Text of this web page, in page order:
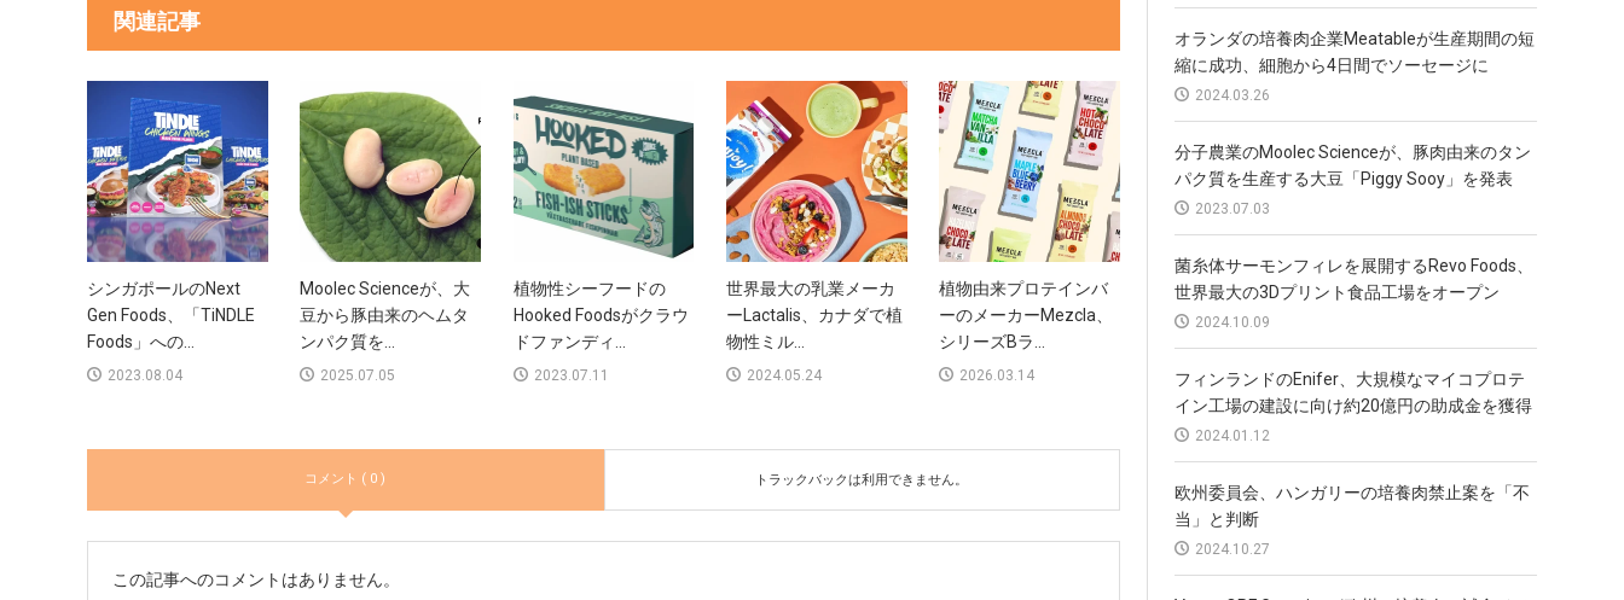
関連記事
シンガポールのNext
Gen Foods、「TiNDLE
Foods」への...
2023.08.04
Moolec Scienceが、大
豆から豚由来のヘムタ
ンパク質を...
2025.07.05
植物性シーフードの
Hooked Foodsがクラウ
ドファンディ...
2023.07.11
世界最大の乳業メーカ
ーLactalis、カナダで植
物性ミル...
2024.05.24
植物由来プロテインバ
ーのメーカーMezcla、
シリーズBラ...
2026.03.14
コメント ( 0 ) トラックバックは利用できません。
この記事へのコメントはありません。
オランダの培養肉企業Meatableが生産期間の短
縮に成功、細胞から4日間でソーセージに
2024.03.26
分子農業のMoolec Scienceが、豚肉由来のタン
パク質を生産する大豆「Piggy Sooy」を発表
2023.07.03
菌糸体サーモンフィレを展開するRevo Foods、
世界最大の3Dプリント食品工場をオープン
2024.10.09
フィンランドのEnifer、大規模なマイコプロテ
イン工場の建設に向け約20億円の助成金を獲得
2024.01.12
欧州委員会、ハンガリーの培養肉禁止案を「不
当」と判断
2024.10.27